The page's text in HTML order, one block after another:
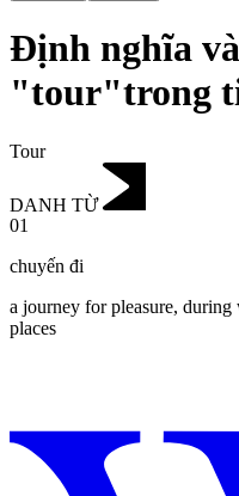
Định nghĩa
"tour"trong
Tour
DANH TỪ
01
chuyến đi
a journey for pleasure,
places